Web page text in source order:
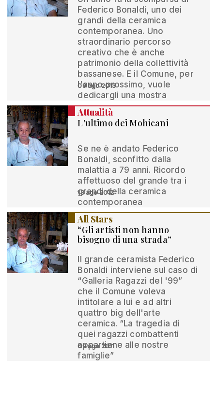
Federico Bonaldi, uno dei
grandi della ceramica
contemporanea. Uno
straordinario percorso
creativo che è anche
patrimonio della collettività
bassanese. E il Comune, per
l'anno prossimo, vuole
dedicargli una mostra
09 ago 2013
Attualità
L'ultimo dei Mohicani
Se ne è andato Federico
Bonaldi, sconfitto dalla
malattia a 79 anni. Ricordo
affettuoso del grande tra i
grandi della ceramica
contemporanea
13 ago 2012
All Stars
“Gli artisti non hanno
bisogno di una strada”
Il grande ceramista Federico
Bonaldi interviene sul caso di
“Galleria Ragazzi del '99”
che il Comune voleva
intitolare a lui e ad altri
quattro big dell'arte
ceramica. “La tragedia di
quei ragazzi combattenti
appartiene alle nostre
famiglie”
09 ago 2011